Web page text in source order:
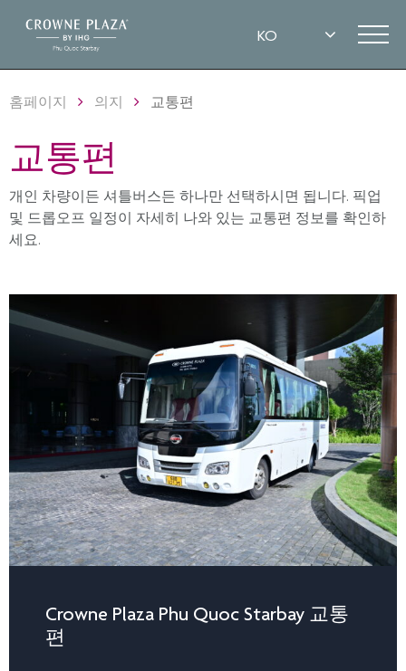
홈페이지 의지 교통편
교통편
개인 차량이든 셔틀버스든 하나만 선택하시면 됩니다. 픽업
및 드롭오프 일정이 자세히 나와 있는 교통편 정보를 확인하
세요.
Crowne Plaza Phu Quoc Starbay 교통
편